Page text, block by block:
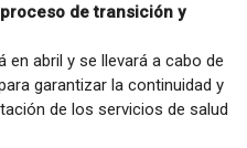
de transición y
en abril y se llevará a cabo de
garantizar la continuidad y
de los servicios de salud